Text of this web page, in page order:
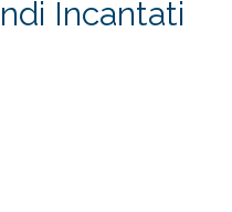
Incantati